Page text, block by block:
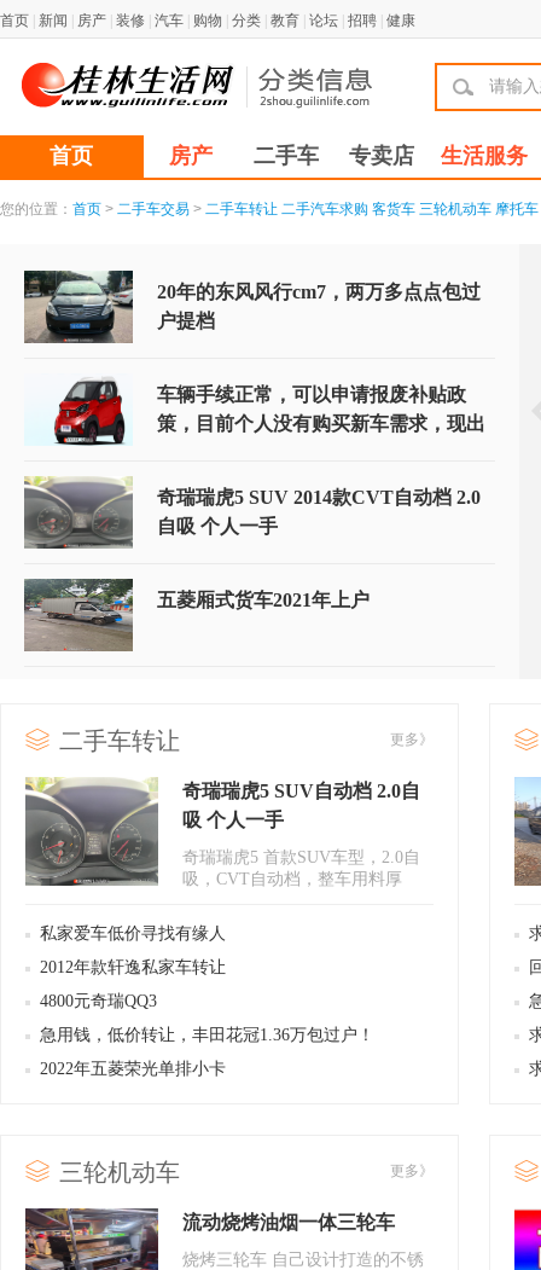
首页 新闻 房产 装修 汽车 购物 分类 教育 论坛 招聘 健康
首页 房产 二手车 专卖店 生活服务
您的位置： 首页 > 二手车交易 > 二手车转让 二手汽车求购 客货车 三轮机动车 摩托车
20年的东风风行cm7，两万多点点包过
户提档
车辆手续正常，可以申请报废补贴政
策，目前个人没有购买新车需求，现出
奇瑞瑞虎5 SUV 2014款CVT自动档 2.0
自吸 个人一手
五菱厢式货车2021年上户
多！
2014年奥迪A6L2.0T
更多》
二手车转让
奇瑞瑞虎5 SUV自动档 2.0自
吸 个人一手
奇瑞瑞虎5 首款SUV车型，2.0自
吸，CVT自动档，整车用料厚
私家爱车低价寻找有缘人
2012年款轩逸私家车转让
4800元奇瑞QQ3
急用钱，低价转让，丰田花冠1.36万包过户！
2022年五菱荣光单排小卡
更多》
三轮机动车
流动烧烤油烟一体三轮车
烧烤三轮车 自己设计打造的不锈